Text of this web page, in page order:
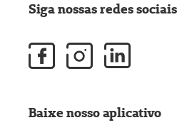
Siga nossas redes
Baixe nosso aplicativo